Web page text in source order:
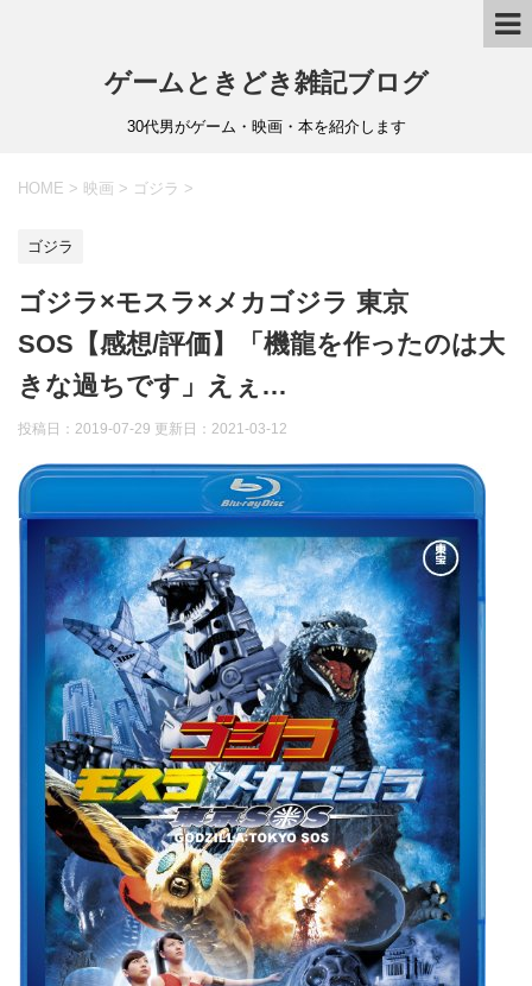
ゲームときどき雑記ブログ
30代男がゲーム・映画・本を紹介します
HOME > 映画 > ゴジラ >
ゴジラ
ゴジラ×モスラ×メカゴジラ 東京
SOS【感想/評価】「機龍を作ったのは大
きな過ちです」えぇ…
投稿日：2019-07-29 更新日： 2021-03-12